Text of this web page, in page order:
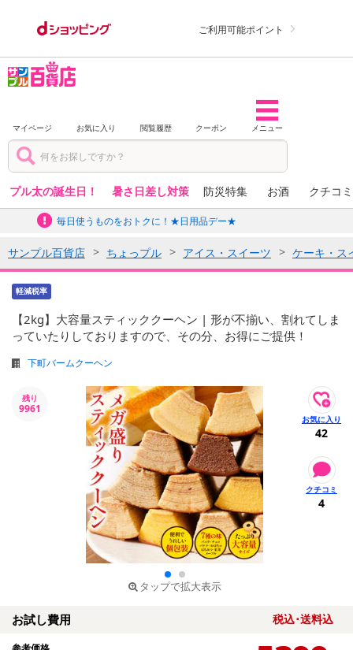
ご利用可能ポイント
マイページ お気に入り 閲覧履歴 クーポン メニュー
プル太の誕生日！ 暑さ日差し対策 防災特集 お酒 クチコ
毎日使うものをおトクに！★日用品デー★
サンプル百貨店 ちょっプル アイス・スイーツ ケーキ・ス
軽減税率
【2kg】大容量スティッククーヘン | 形が不揃い、割れてしま
っていたりしておりますので、その分、お得にご提供！
下町バームクーヘン
残り
9961
タップで拡大表示
42
4
お試し費用 税込･送料込